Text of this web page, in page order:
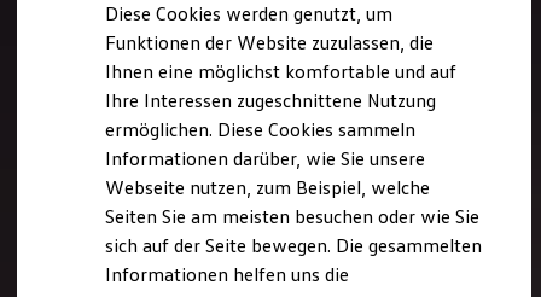
Für Privatkunden
Für Gewerbekunden
Leasing
Für Privatkunden
Für Gewerbekunden
Versicherungen & Garantien
Garantien
Kfz-Versicherung für Nutzfahrzeuge
Restschuldversicherung
Wartungsverträge
Besitzer & Service
Reparatur & Service
Sommer-Special
Diese Cookies werden genutzt, um
Funktionen der Website zuzulassen, die
Ihnen eine möglichst komfortable und auf
Ihre Interessen zugeschnittene Nutzung
ermöglichen. Diese Cookies sammeln
Informationen darüber, wie Sie unsere
Webseite nutzen, zum Beispiel, welche
Seiten Sie am meisten besuchen oder wie Sie
sich auf der Seite bewegen. Die gesammelten
Informationen helfen uns die